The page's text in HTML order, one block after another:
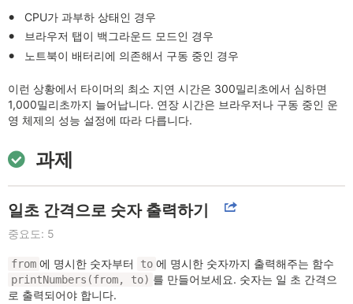
CPU가 과부하 상태인 경우
브라우저 탭이 백그라운드 모드인 경우
노트북이 배터리에 의존해서 구동 중인 경우
이런 상황에서 타이머의 최소 지연 시간은 300밀리초에서 심하면
1,000밀리초까지 늘어납니다. 연장 시간은 브라우저나 구동 중인 운
영 체제의 성능 설정에 따라 다릅니다.
과제
일초 간격으로 숫자 출력하기
중요도: 5
from 에 명시한 숫자부터 to 에 명시한 숫자까지 출력해주는 함수
printNumbers(from, to) 를 만들어보세요. 숫자는 일 초 간격으
로 출력되어야 합니다.